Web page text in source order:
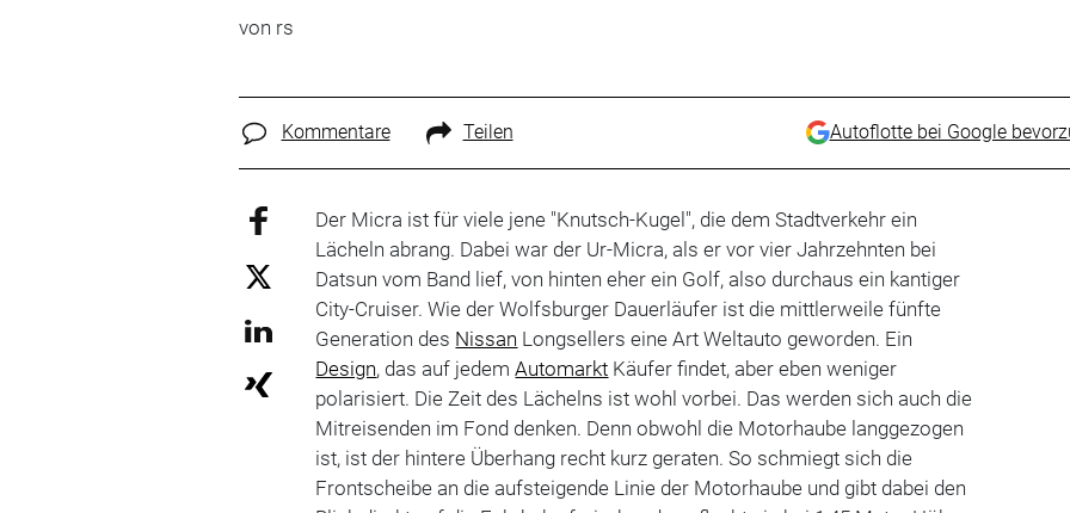
von rs
Kommentare Teilen Autoflotte bei Google
Der Micra ist für viele jene "Knutsch-Kugel", die dem Stadtverkehr ein
Lächeln abrang. Dabei war der Ur-Micra, als er vor vier Jahrzehnten bei
Datsun vom Band lief, von hinten eher ein Golf, also durchaus ein kantiger
City-Cruiser. Wie der Wolfsburger Dauerläufer ist die mittlerweile fünfte
Generation des Nissan Longsellers eine Art Weltauto geworden. Ein
Design, das auf jedemAutomarkt Käufer findet, aber eben weniger
polarisiert. Die Zeit des Lächelns ist wohl vorbei. Das werden sich auch die
Mitreisenden im Fond denken. Denn obwohl die Motorhaube langgezogen
ist, ist der hintere Überhang recht kurz geraten. So schmiegt sich die
Frontscheibe an die aufsteigende Linie der Motorhaube und gibt dabei den